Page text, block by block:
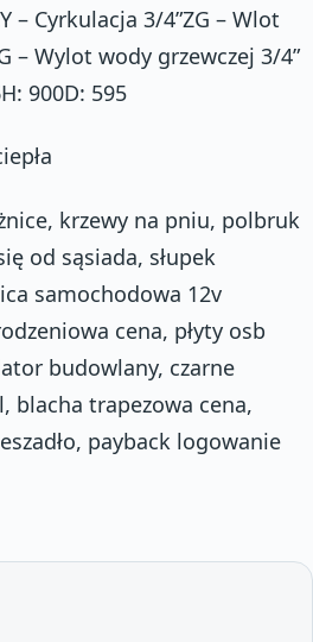
– Cyrkulacja 3/4”ZG – Wlot
– Wylot wody grzewczej 3/4”
900D: 595
krzewy na pniu, polbruk
od sąsiada, słupek
samochodowa 12v
cena, płyty osb
budowlany, czarne
blacha trapezowa cena,
payback logowanie